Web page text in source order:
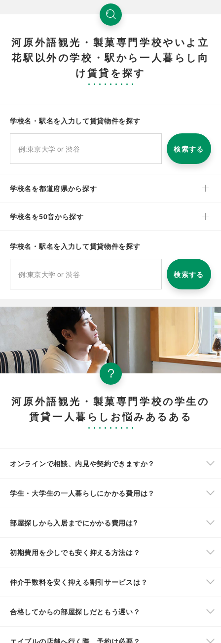
河原外語観光・製菓専門学校やいよ立
花駅以外の学校・駅から一人暮らし向
け賃貸を探す
学校名・駅名を入力して賃貸物件を探す
検索する
学校名を都道府県から探す
学校名を50音から探す
学校名・駅名を入力して賃貸物件を探す
検索する
河原外語観光・製菓専門学校の学生の
賃貸一人暮らしお悩みあるある
オンラインで相談、内見や契約できますか？
学生・大学生の一人暮らしにかかる費用は？
部屋探しから入居までにかかる費用は?
初期費用を少しでも安く抑える方法は？
仲介手数料を安く抑える割引サービスは？
合格してからの部屋探しだともう遅い？
エイブルの店舗へ行く際、予約は必要？